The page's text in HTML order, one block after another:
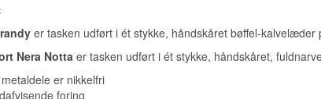
er tasken udført i ét stykke, håndskåret bøffel-
Nera Notta er tasken udført i ét stykke, håndskåret,
er nikkelfri
foring